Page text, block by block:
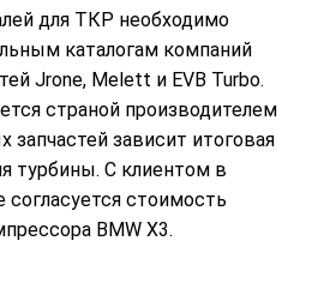
для ТКР необходимо
каталогам компаний
Jrone, Melett и EVB Turbo.
страной производителем
зависит итоговая
турбины. С клиентом в
согласуется стоимость
BMW X3.